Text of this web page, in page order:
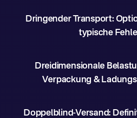
Dringender Transport:
typische
Dreidimensionale
Verpackung &
Doppelblind-Versand: